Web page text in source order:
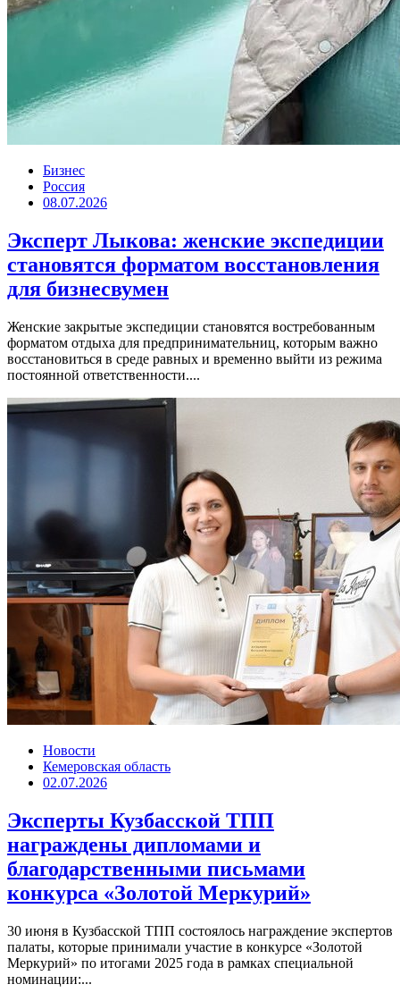
Бизнес
Россия
08.07.2026
Эксперт Лыкова: женские экспедиции
становятся форматом восстановления
для бизнесвумен
Женские закрытые экспедиции становятся востребованным
форматом отдыха для предпринимательниц, которым важно
восстановиться в среде равных и временно выйти из режима
постоянной ответственности....
Новости
Кемеровская область
02.07.2026
Эксперты Кузбасской ТПП
награждены дипломами и
благодарственными письмами
конкурса «Золотой Меркурий»
30 июня в Кузбасской ТПП состоялось награждение экспертов
палаты, которые принимали участие в конкурсе «Золотой
Меркурий» по итогами 2025 года в рамках специальной
номинации:...